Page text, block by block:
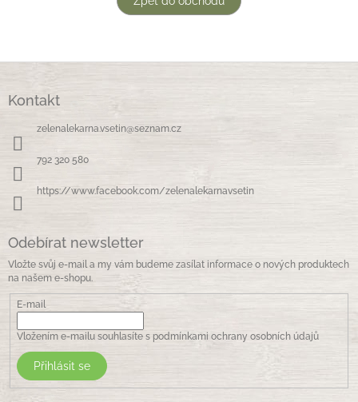
Kontakt
zelenalekarna.vsetin@seznam.cz
792 320 580
https://www.facebook.com/zelenalekarnavsetin
Odebírat newsletter
Vložte svůj e-mail a my vám budeme zasílat informace o nových produktech
na našem e-shopu.
E-mail
Vložením e-mailu souhlasíte s podmínkami ochrany osobních údajů
Přihlásit se